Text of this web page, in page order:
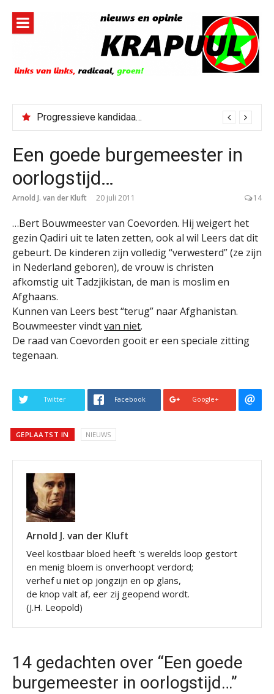
inhoud
Progressieve kandidaat El-Sayed senaatskandidaat Michigan
Bestorming Ceuta gevolg van op sociale media verspreide hoax?
Een goede burgemeester in
oorlogstijd…
Arnold J. van der Kluft 20 juli 2011 14
…Bert Bouwmeester van Coevorden. Hij weigert het
gezin Qadiri uit te laten zetten, ook al wil Leers dat dit
gebeurt. De kinderen zijn volledig “verwesterd” (ze zijn
in Nederland geboren), de vrouw is christen
afkomstig uit Tadzjikistan, de man is moslim en
Afghaans.
Kunnen van Leers best “terug” naar Afghanistan.
Bouwmeester vindtvan niet.
De raad van Coevorden gooit er een speciale zitting
tegenaan.
Twitter Facebook Google+
GEPLAATST IN NIEUWS
Arnold J. van der Kluft
Veel kostbaar bloed heeft 's werelds loop gestort
en menig bloem is onverhoopt verdord;
verhef u niet op jongzijn en op glans,
de knop valt af, eer zij geopend wordt.
(J.H. Leopold)
14 gedachten over “Een goede
burgemeester in oorlogstijd…”